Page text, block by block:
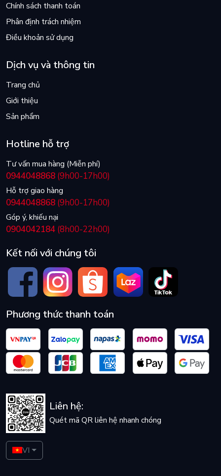
Chính sách thanh toán
Phân định trách nhiệm
Điều khoản sử dụng
Dịch vụ và thông tin
Trang chủ
Giới thiệu
Sản phẩm
Hotline hỗ trợ
Tư vấn mua hàng (Miễn phí)
0944048868 (9h00-17h00)
Hỗ trợ giao hàng
0944048868 (9h00-17h00)
Góp ý, khiếu nại
0904042184 (8h00-22h00)
Kết nối với chúng tôi
Phương thức thanh toán
Liên hệ:
Quét mã QR liên hệ nhanh chóng
VI